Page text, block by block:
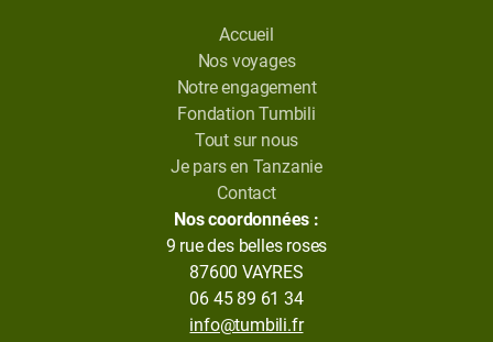
Accueil
Nos voyages
Notre engagement
Fondation Tumbili
Tout sur nous
Je pars en Tanzanie
Contact
Nos coordonnées :
9 rue des belles roses
87600 VAYRES
06 45 89 61 34
info@tumbili.fr